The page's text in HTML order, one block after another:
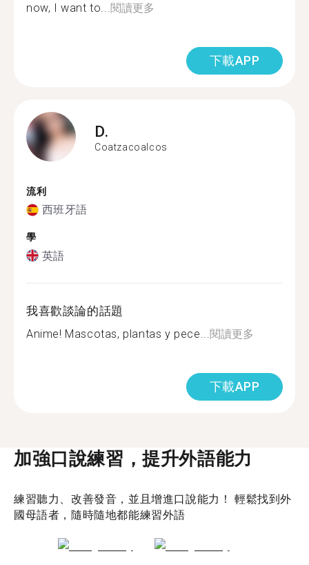
now, I want to... 閱讀更多
下載APP
D.
Coatzacoalcos
流利
西班牙語
學
英語
我喜歡談論的話題
Anime! Mascotas, plantas y pece... 閱讀更多
下載APP
加強口說練習，提升外語能力
練習聽力、改善發音，並且增進口說能力！ 輕鬆找到外
國母語者，隨時隨地都能練習外語